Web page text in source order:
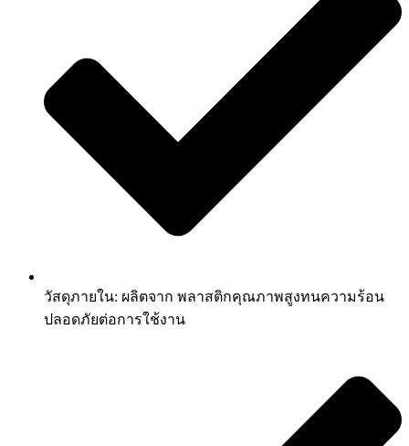
วัสดุภายใน: ผลิตจาก พลาสติกคุณภาพสูงทนความร้อน
ปลอดภัยต่อการใช้งาน